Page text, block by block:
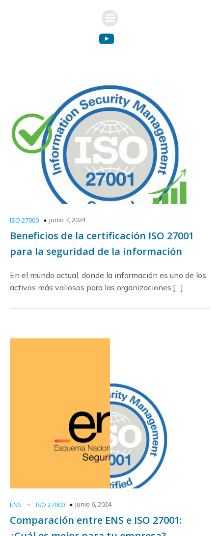
ISO 27000 junio 7, 2024
Beneficios de la certificación ISO 27001
para la seguridad de la información
En el mundo actual, donde la información es uno de los
activos más valiosos para las organizaciones,[…]
ENS – ISO 27000 junio 6, 2024
Comparación entre ENS e ISO 27001: